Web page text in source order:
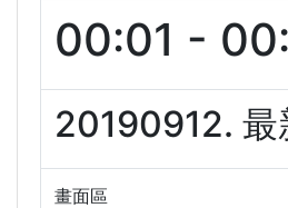
00:01 -
20190912. 最
畫面區